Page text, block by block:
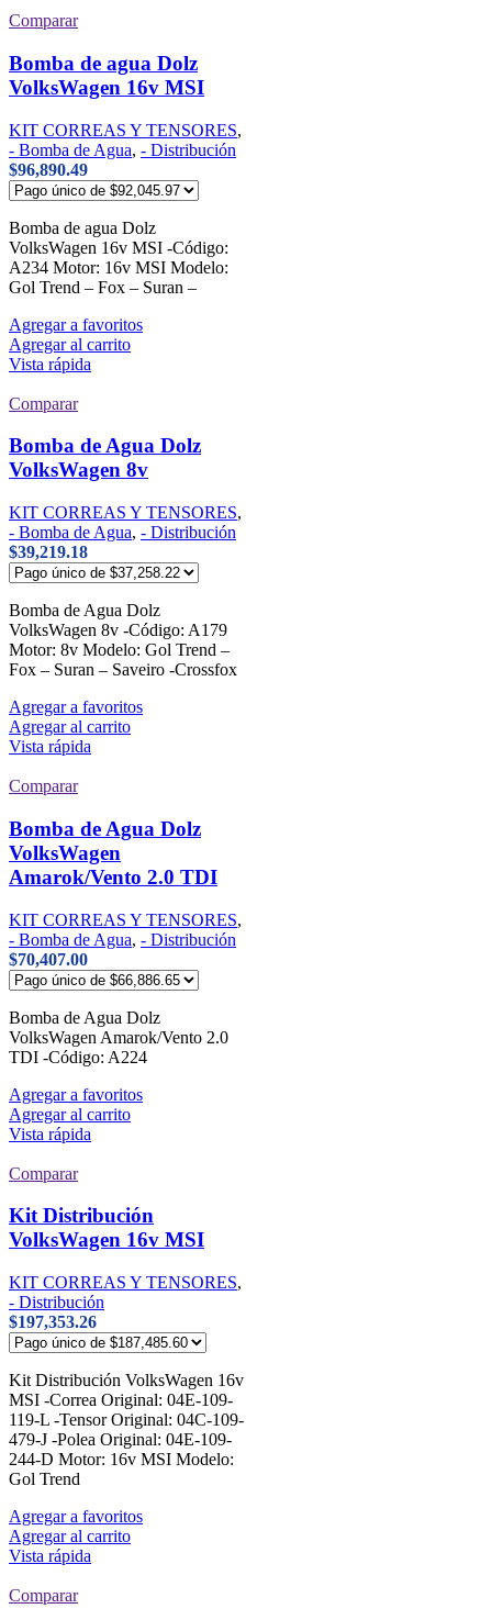
Comparar
Bomba de agua Dolz
VolksWagen 16v MSI
KIT CORREAS Y TENSORES,
- Bomba de Agua, - Distribución
$96,890.49
Bomba de agua Dolz
VolksWagen 16v MSI -Código:
A234 Motor: 16v MSI Modelo:
Gol Trend – Fox – Suran –
Agregar a favoritos
Agregar al carrito
Vista rápida
Comparar
Bomba de Agua Dolz
VolksWagen 8v
KIT CORREAS Y TENSORES,
- Bomba de Agua, - Distribución
$39,219.18
Bomba de Agua Dolz
VolksWagen 8v -Código: A179
Motor: 8v Modelo: Gol Trend –
Fox – Suran – Saveiro -Crossfox
Agregar a favoritos
Agregar al carrito
Vista rápida
Comparar
Bomba de Agua Dolz
VolksWagen
Amarok/Vento 2.0 TDI
KIT CORREAS Y TENSORES,
- Bomba de Agua, - Distribución
$70,407.00
Bomba de Agua Dolz
VolksWagen Amarok/Vento 2.0
TDI -Código: A224
Agregar a favoritos
Agregar al carrito
Vista rápida
Comparar
Kit Distribución
VolksWagen 16v MSI
KIT CORREAS Y TENSORES,
- Distribución
$197,353.26
Kit Distribución VolksWagen 16v
MSI -Correa Original: 04E-109-
119-L -Tensor Original: 04C-109-
479-J -Polea Original: 04E-109-
244-D Motor: 16v MSI Modelo:
Gol Trend
Agregar a favoritos
Agregar al carrito
Vista rápida
Comparar